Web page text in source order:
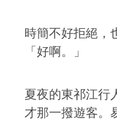
時簡不好拒絕，
「好啊。」
夏夜的東祁江行
才那一撥遊客。